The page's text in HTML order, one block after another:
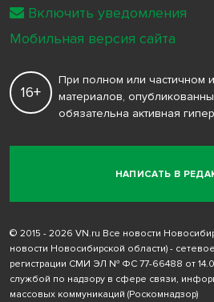
НАПИСАТЬ В
16+
При полном или частичном
материалов,
обязательна активная
© 2015 - 2026 VN.ru Все новости
новости Новосибирской области) -
регистрации СМИ ЭЛ № ФС 77-66488 от
службой по надзору в сфере связи,
массовых коммуникаций (Роскомнадзор)
Включить уведомления
Мобильная версия сайта